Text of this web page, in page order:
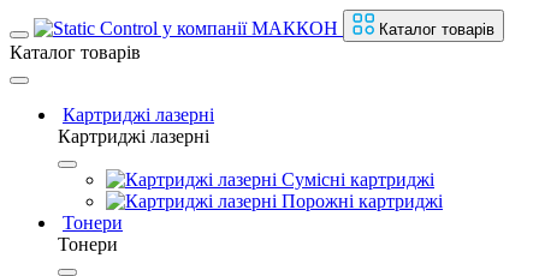
Каталог товарів
Каталог товарів
Картриджі лазерні
Картриджі лазерні
Сумісні картриджі
Порожні картриджі
Тонери
Тонери